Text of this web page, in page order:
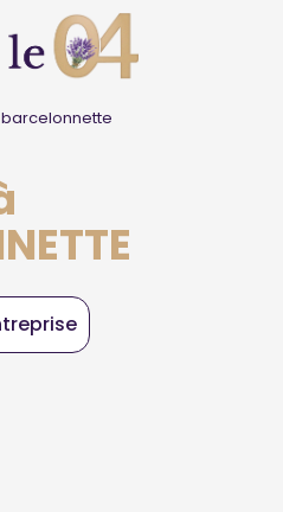
barcelonnette